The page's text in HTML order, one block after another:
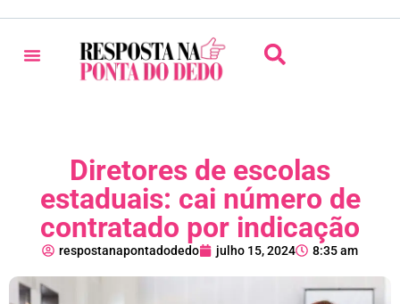
Diretores de escolas
estaduais: cai número de
contratado por indicação
respostanapontadodedo julho 15, 2024 8:35 am